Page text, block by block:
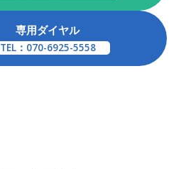
専用ダイヤル
TEL：070-6925-5558